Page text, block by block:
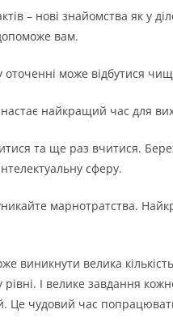
– нові знайомства як у
вам.
може відбутися
найкращий час для
та ще раз вчитися.
сферу.
марнотратства.
виникнути велика
рівні. І велике завдання
Це чудовий час